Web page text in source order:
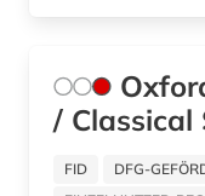
analyse (2)
analysen (2)
analysis (1)
/ Classical
FID
DFG-